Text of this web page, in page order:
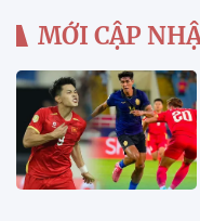
MỚI CẬP